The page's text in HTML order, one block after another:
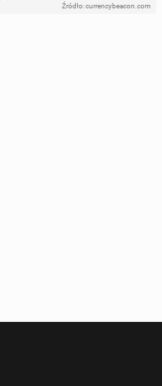
Źródło: currencybeacon.com